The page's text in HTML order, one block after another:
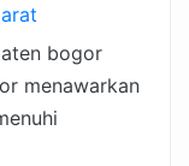
bogor
menawarkan